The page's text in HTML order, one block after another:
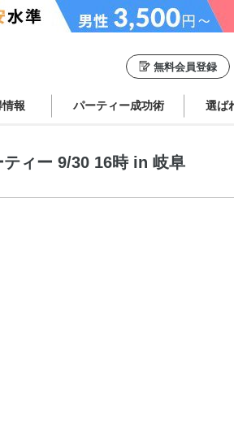
無料会員登録
報 パーティー成功術 選ば
ィー 9/30 16時 in 岐阜